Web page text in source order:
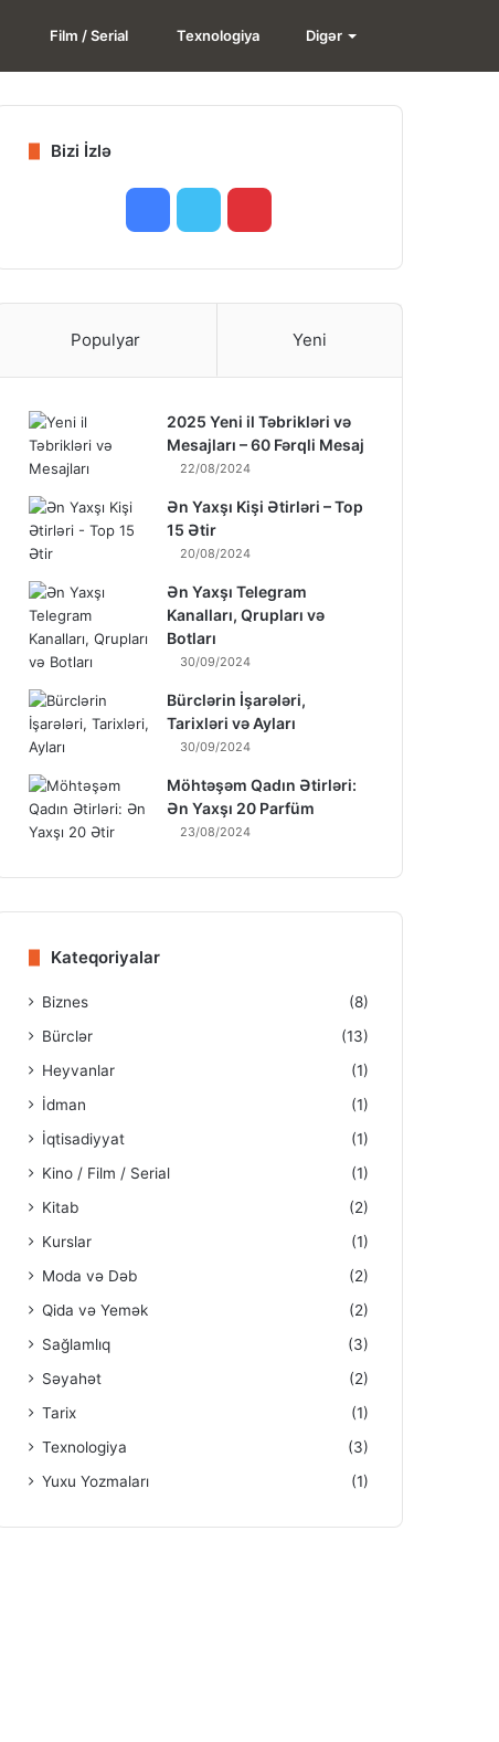
Film / Serial Texnologiya Digər
for
Bizi İzlə
Populyar Yeni
2025 Yeni il Təbrikləri və
Mesajları – 60 Fərqli Mesaj
22/08/2024
Ən Yaxşı Kişi Ətirləri – Top
15 Ətir
20/08/2024
Ən Yaxşı Telegram
Kanalları, Qrupları və
Botları
30/09/2024
Bürclərin İşarələri,
Tarixləri və Ayları
30/09/2024
Möhtəşəm Qadın Ətirləri:
Ən Yaxşı 20 Parfüm
23/08/2024
Kateqoriyalar
Biznes
(8)
Bürclər
(13)
Heyvanlar
(1)
İdman
(1)
İqtisadiyyat
(1)
Kino / Film / Serial
(1)
Kitab
(2)
Kurslar
(1)
Moda və Dəb
(2)
Qida və Yemək
(2)
Sağlamlıq
(3)
Səyahət
(2)
Tarix
(1)
Texnologiya
(3)
Yuxu Yozmaları
(1)